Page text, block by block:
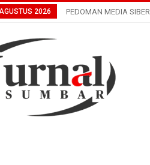
2026 PEDOMAN MEDIA SIBER